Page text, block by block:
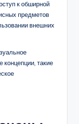
к обширной
предметов
внешних
такие